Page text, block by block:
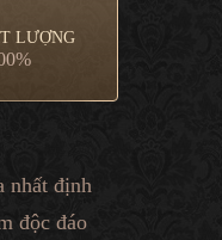
LƯỢNG
nhất định
độc đáo